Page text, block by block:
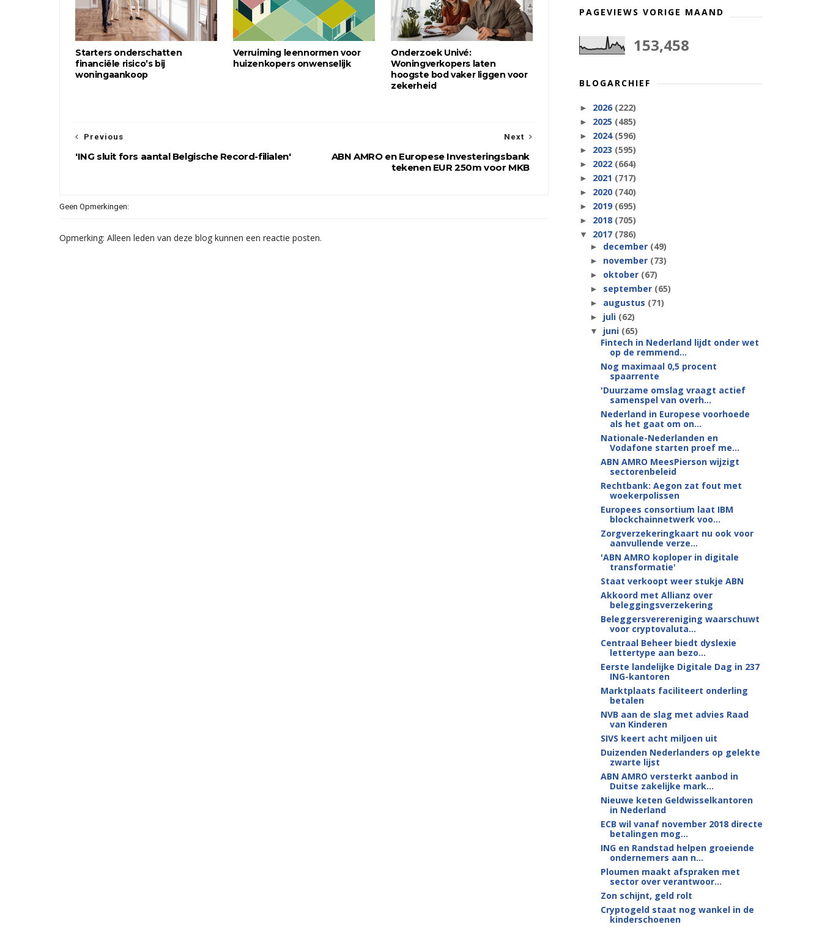
Starters onderschatten
financiële risico’s bij
woningaankoop
Verruiming leennormen voor
huizenkopers onwenselijk
Onderzoek Univé:
Woningverkopers laten
hoogste bod vaker liggen voor
zekerheid
Next
ABN AMRO en Europese Investeringsbank
tekenen EUR 250m voor MKB
Previous
'ING sluit fors aantal Belgische Record-filialen'
Geen Opmerkingen:
Opmerking: Alleen leden van deze blog kunnen een reactie posten.
PAGEVIEWS VORIGE MAAND
153,458
BLOGARCHIEF
► 2026 (222)
► 2025 (485)
► 2024 (596)
► 2023 (595)
► 2022 (664)
► 2021 (717)
► 2020 (740)
► 2019 (695)
► 2018 (705)
▼ 2017 (786)
► december (49)
► november (73)
► oktober (67)
► september (65)
► augustus (71)
► juli (62)
▼ juni (65)
Fintech in Nederland lijdt onder wet
op de remmend...
Nog maximaal 0,5 procent
spaarrente
'Duurzame omslag vraagt actief
samenspel van overh...
Nederland in Europese voorhoede
als het gaat om on...
Nationale-Nederlanden en
Vodafone starten proef me...
ABN AMRO MeesPierson wijzigt
sectorenbeleid
Rechtbank: Aegon zat fout met
woekerpolissen
Europees consortium laat IBM
blockchainnetwerk voo...
Zorgverzekeringkaart nu ook voor
aanvullende verze...
'ABN AMRO koploper in digitale
transformatie'
Staat verkoopt weer stukje ABN
Akkoord met Allianz over
beleggingsverzekering
Beleggersverereniging waarschuwt
voor cryptovaluta...
Centraal Beheer biedt dyslexie
lettertype aan bezo...
Eerste landelijke Digitale Dag in 237
ING-kantoren
Marktplaats faciliteert onderling
betalen
NVB aan de slag met advies Raad
van Kinderen
SIVS keert acht miljoen uit
Duizenden Nederlanders op gelekte
zwarte lijst
ABN AMRO versterkt aanbod in
Duitse zakelijke mark...
Nieuwe keten Geldwisselkantoren
in Nederland
ECB wil vanaf november 2018 directe
betalingen mog...
ING en Randstad helpen groeiende
ondernemers aan n...
Ploumen maakt afspraken met
sector over verantwoor...
Zon schijnt, geld rolt
Cryptogeld staat nog wankel in de
kinderschoenen